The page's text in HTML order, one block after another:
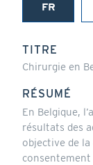
FR
(onglet
TITRE
Chirurgie en
RÉSUMÉ
En Belgique,
résultats des
objective de
consentement